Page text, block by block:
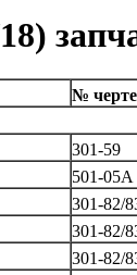
№
301-59
501-05А
301-82/
301-82/
301-82/